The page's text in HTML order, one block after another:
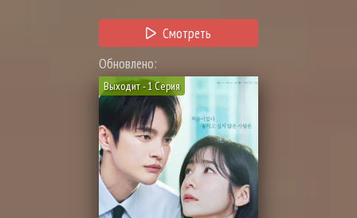
Смотреть
Обновлено:
Выходит - 1 Серия